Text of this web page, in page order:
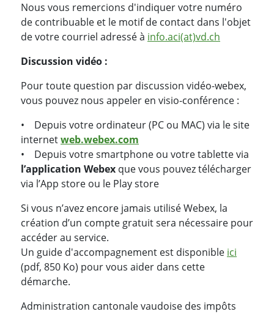
Nous vous remercions d'indiquer votre numéro
de contribuable et le motif de contact dans l'objet
de votre courriel adressé à info.aci(at)vd.ch
Discussion vidéo :
Pour toute question par discussion vidéo-webex,
vous pouvez nous appeler en visio-conférence :
• Depuis votre ordinateur (PC ou MAC) via le site
internetweb.webex.com
• Depuis votre smartphone ou votre tablette via
l’application Webex que vous pouvez télécharger
via l’App store ou le Play store
Si vous n’avez encore jamais utilisé Webex, la
création d’un compte gratuit sera nécessaire pour
accéder au service.
Un guide d'accompagnement est disponible ici
(pdf, 850 Ko) pour vous aider dans cette
démarche.
Administration cantonale vaudoise des impôts